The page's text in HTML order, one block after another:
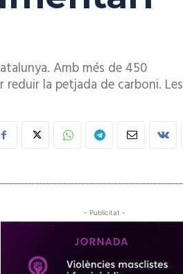
Amb més de 450
la petjada de carboni. Les
- Publicitat -